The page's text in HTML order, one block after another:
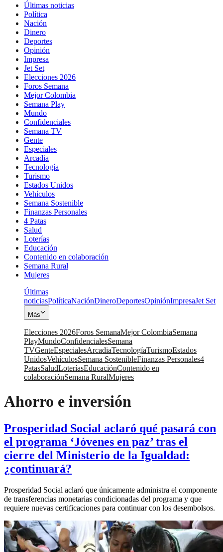
Últimas noticias
Política
Nación
Dinero
Deportes
Opinión
Impresa
Jet Set
Elecciones 2026
Foros Semana
Mejor Colombia
Semana Play
Mundo
Confidenciales
Semana TV
Gente
Especiales
Arcadia
Tecnología
Turismo
Estados Unidos
Vehículos
Semana Sostenible
Finanzas Personales
4 Patas
Salud
Loterías
Educación
Contenido en colaboración
Semana Rural
Mujeres
Últimas
noticiasPolíticaNaciónDineroDeportesOpiniónImpresaJet Set
Más
Elecciones 2026Foros SemanaMejor ColombiaSemana
PlayMundoConfidencialesSemana
TVGenteEspecialesArcadiaTecnologíaTurismoEstados
UnidosVehículosSemana SostenibleFinanzas Personales4
PatasSaludLoteríasEducaciónContenido en
colaboraciónSemana RuralMujeres
Ahorro e inversión
Prosperidad Social aclaró qué pasará con
el programa ‘Jóvenes en paz’ tras el
cierre del Ministerio de la Igualdad:
¿continuará?
Prosperidad Social aclaró que únicamente administra el componente
de transferencias monetarias condicionadas del programa y que
requiere nuevas certificaciones para continuar con los desembolsos.